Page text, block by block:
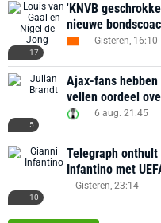
17
'KNVB
nieuwe
Gisteren, 16:10
5
Ajax-fans
vellen oordeel
6 aug. 21:45
10
Telegraph
Infantino met
Gisteren, 23:14